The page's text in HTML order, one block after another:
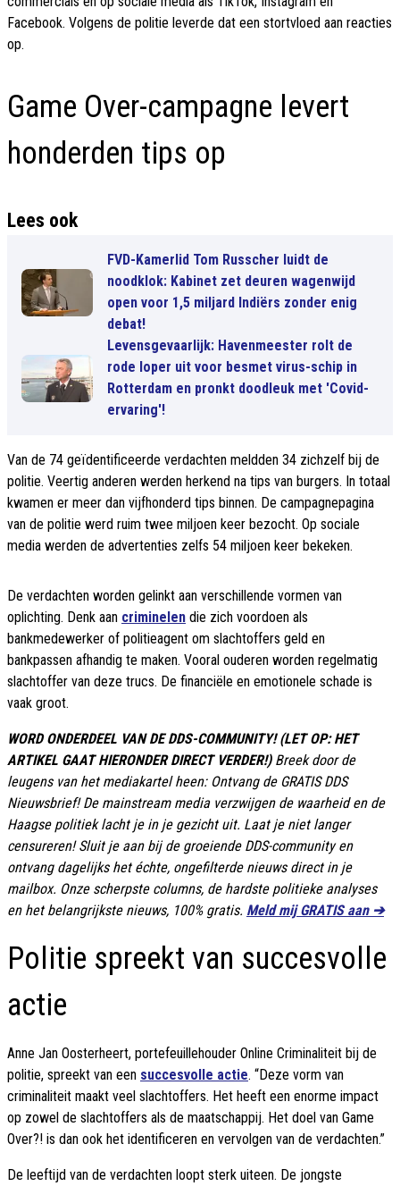
Facebook. Volgens de politie leverde dat een stortvloed aan reacties
op.
Game Over-campagne levert
honderden tips op
Lees ook
FVD-Kamerlid Tom Russcher luidt de
noodklok: Kabinet zet deuren wagenwijd
open voor 1,5 miljard Indiërs zonder enig
debat!
Levensgevaarlijk: Havenmeester rolt de
rode loper uit voor besmet virus-schip in
Rotterdam en pronkt doodleuk met 'Covid-
ervaring'!
Van de 74 geïdentificeerde verdachten meldden 34 zichzelf bij de
politie. Veertig anderen werden herkend na tips van burgers. In totaal
kwamen er meer dan vijfhonderd tips binnen. De campagnepagina
van de politie werd ruim twee miljoen keer bezocht. Op sociale
media werden de advertenties zelfs 54 miljoen keer bekeken.
De verdachten worden gelinkt aan verschillende vormen van
oplichting. Denk aan criminelen die zich voordoen als
bankmedewerker of politieagent om slachtoffers geld en
bankpassen afhandig te maken. Vooral ouderen worden regelmatig
slachtoffer van deze trucs. De financiële en emotionele schade is
vaak groot.
WORD ONDERDEEL VAN DE DDS-COMMUNITY! (LET OP: HET
ARTIKEL GAAT HIERONDER DIRECT VERDER!) Breek door de
leugens van het mediakartel heen: Ontvang de GRATIS DDS
Nieuwsbrief! De mainstream media verzwijgen de waarheid en de
Haagse politiek lacht je in je gezicht uit. Laat je niet langer
censureren! Sluit je aan bij de groeiende DDS-community en
ontvang dagelijks het échte, ongefilterde nieuws direct in je
mailbox. Onze scherpste columns, de hardste politieke analyses
en het belangrijkste nieuws, 100% gratis. Meld mij GRATIS aan ➔
Politie spreekt van succesvolle
actie
Anne Jan Oosterheert, portefeuillehouder Online Criminaliteit bij de
politie, spreekt van een succesvolle actie. “Deze vorm van
criminaliteit maakt veel slachtoffers. Het heeft een enorme impact
op zowel de slachtoffers als de maatschappij. Het doel van Game
Over?! is dan ook het identificeren en vervolgen van de verdachten.”
De leeftijd van de verdachten loopt sterk uiteen. De jongste